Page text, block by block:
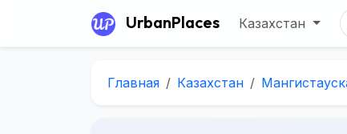
UrbanPlaces Казахстан
Главная Казахстан